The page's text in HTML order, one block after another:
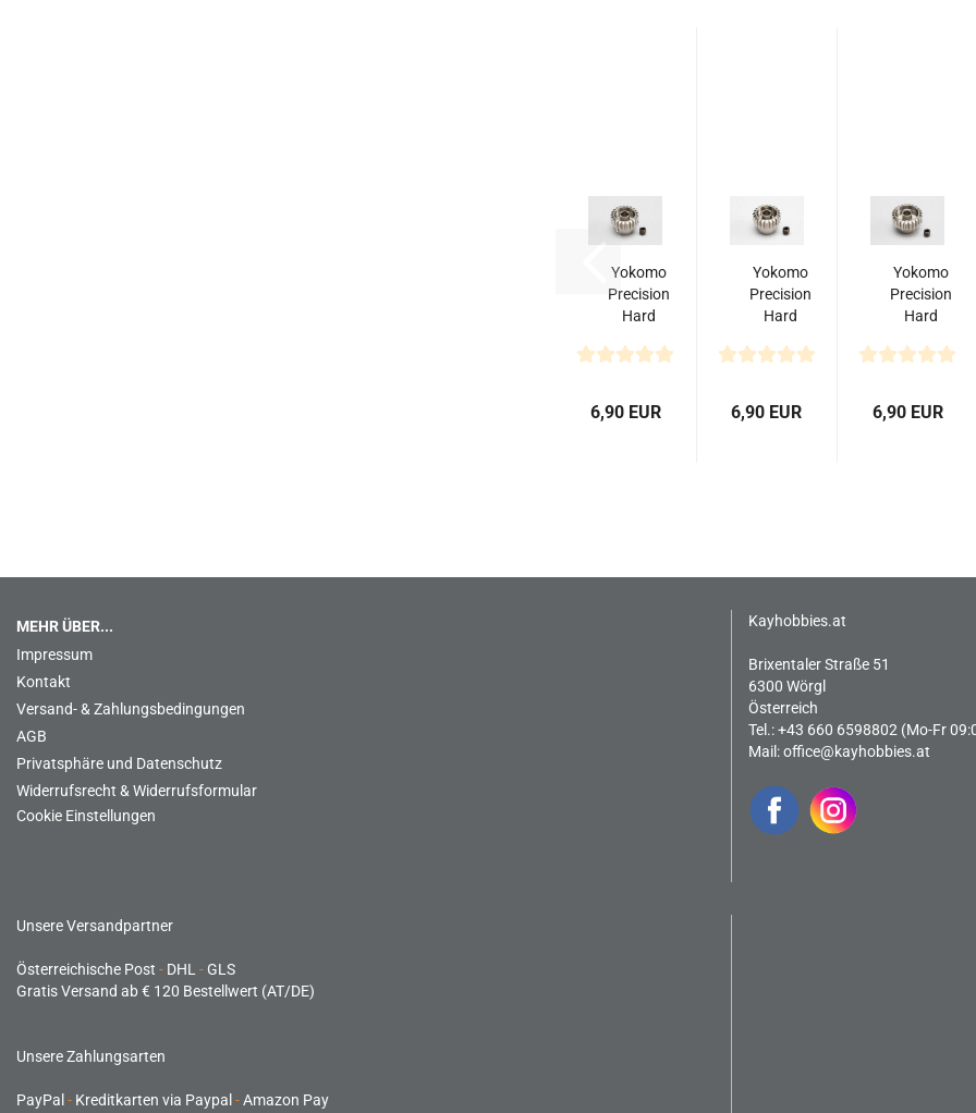
Yokomo
Precision
Hard
Aluminum
Gear
6,90 EUR
Yokomo
Precision
Hard
Aluminum
Gear
6,90 EUR
Yokomo
Precision
Hard
Aluminum
Gear
6,90 EUR
MEHR ÜBER...
Impressum
Kontakt
Versand- & Zahlungsbedingungen
AGB
Privatsphäre und Datenschutz
Widerrufsrecht & Widerrufsformular
Cookie Einstellungen
Kayhobbies.at
Brixentaler Straße 51
6300 Wörgl
Österreich
Tel.: +43 660 6598802 (Mo-Fr
Mail:office@kayhobbies.at
Unsere Versandpartner
Österreichische Post - DHL -GLS
Gratis Versand ab € 120 Bestellwert (AT/DE)
Unsere Zahlungsarten
PayPal - Kreditkarten via Paypal -Amazon Pay